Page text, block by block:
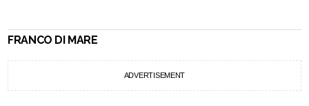
FRANCO DI MARE
ADVERTISEMENT